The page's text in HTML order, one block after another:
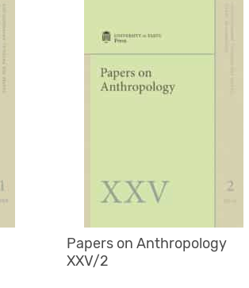
Papers on Anthropology
XXV/2